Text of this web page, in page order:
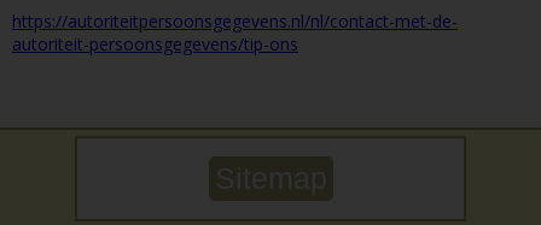
https://autoriteitpersoonsgegevens.nl/nl/contact-met-de-
autoriteit-persoonsgegevens/tip-ons
Sitemap